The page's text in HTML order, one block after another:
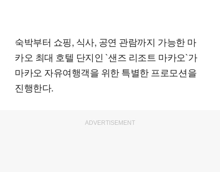
숙박부터 쇼핑, 식사, 공연 관람까지 가능한 마
카오 최대 호텔 단지인 `샌즈 리조트 마카오`가
마카오 자유여행객을 위한 특별한 프로모션을
진행한다.
ADVERTISEMENT